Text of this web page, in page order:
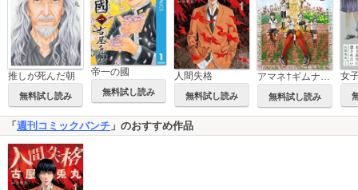
推しが死んだ朝
無料試し読み
帝一の國
無料試し読み
人間失格
無料試し読み 無料試し読み
「週刊コミックバンチ 」のおすすめ作品